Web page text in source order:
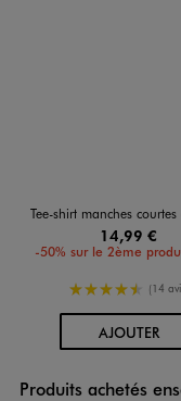
Tee-shirt manches courtes avec logo fille -
14,99 €
-50% sur le 2ème
4.5/5 de(14
AJOUTERAU
Produits achetés